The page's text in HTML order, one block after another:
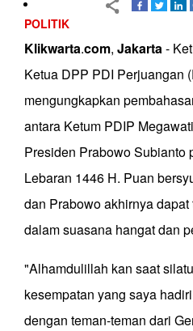
POLITIK
Klikwarta.com, Jakarta-
Ketua DPP PDI Perjuangan
mengungkapkan
antara Ketum PDIP
Presiden Prabowo Subianto
Lebaran 1446 H. Puan
dan Prabowo akhirnya
dalam suasana hangat dan
"Alhamdulillah kan saat
kesempatan yang saya
dengan teman-teman dari